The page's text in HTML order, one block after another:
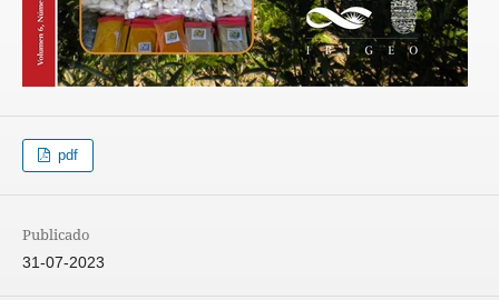
pdf
Publicado
31-07-2023